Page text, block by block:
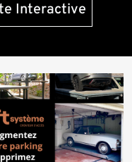
Interactive